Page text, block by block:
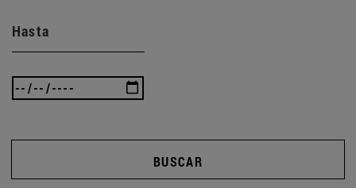
Hasta
BUSCAR